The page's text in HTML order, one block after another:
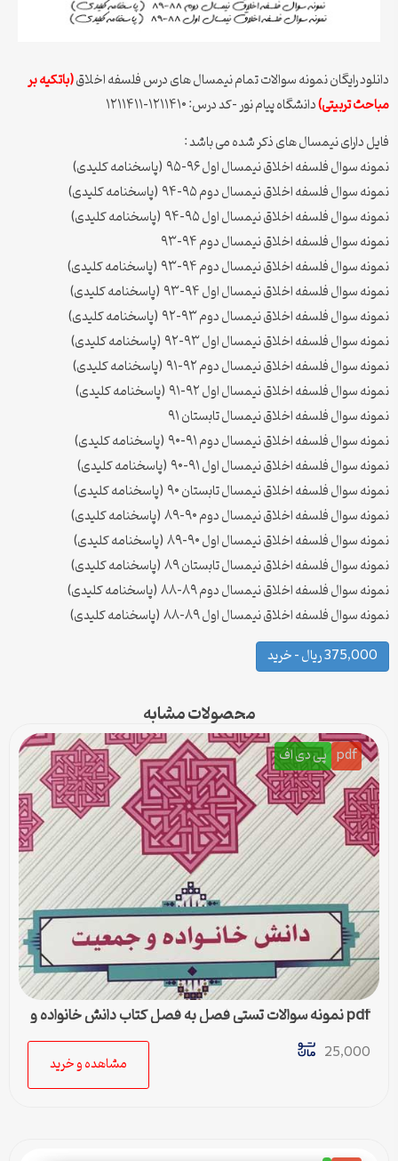
دانلود رایگان نمونه سوالات تمام نیمسال های درس فلسفه اخلاق(باتکیه بر
مباحث تربیتی)دانشگاه پیام نور -کد درس: ۱۲۱۱۴۱۰-۱۲۱۱۴۱۱
فایل دارای نیمسال های ذکر شده می باشد :
نمونه سوال فلسفه اخلاق نیمسال اول ۹۶-۹۵ (پاسخنامه کلیدی)
نمونه سوال فلسفه اخلاق نیمسال دوم ۹۵-۹۴ (پاسخنامه کلیدی)
نمونه سوال فلسفه اخلاق نیمسال اول ۹۵-۹۴ (پاسخنامه کلیدی)
نمونه سوال فلسفه اخلاق نیمسال دوم ۹۴-۹۳
نمونه سوال فلسفه اخلاق نیمسال دوم ۹۴-۹۳ (پاسخنامه کلیدی)
نمونه سوال فلسفه اخلاق نیمسال اول ۹۴-۹۳ (پاسخنامه کلیدی)
نمونه سوال فلسفه اخلاق نیمسال دوم ۹۳-۹۲ (پاسخنامه کلیدی)
نمونه سوال فلسفه اخلاق نیمسال اول ۹۳-۹۲ (پاسخنامه کلیدی)
نمونه سوال فلسفه اخلاق نیمسال دوم ۹۲-۹۱ (پاسخنامه کلیدی)
نمونه سوال فلسفه اخلاق نیمسال اول ۹۲-۹۱ (پاسخنامه کلیدی)
نمونه سوال فلسفه اخلاق نیمسال تابستان ۹۱
نمونه سوال فلسفه اخلاق نیمسال دوم ۹۱-۹۰ (پاسخنامه کلیدی)
نمونه سوال فلسفه اخلاق نیمسال اول ۹۱-۹۰ (پاسخنامه کلیدی)
نمونه سوال فلسفه اخلاق نیمسال تابستان ۹۰ (پاسخنامه کلیدی)
نمونه سوال فلسفه اخلاق نیمسال دوم ۹۰-۸۹ (پاسخنامه کلیدی)
نمونه سوال فلسفه اخلاق نیمسال اول ۹۰-۸۹ (پاسخنامه کلیدی)
نمونه سوال فلسفه اخلاق نیمسال تابستان ۸۹ (پاسخنامه کلیدی)
نمونه سوال فلسفه اخلاق نیمسال دوم ۸۹-۸۸ (پاسخنامه کلیدی)
نمونه سوال فلسفه اخلاق نیمسال اول ۸۹-۸۸ (پاسخنامه کلیدی)
375,000 ریال – خرید
محصولات مشابه
pdf پی دی اف
pdf نمونه سوالات تستی فصل به فصل کتاب دانش خانواده و
جمعیت
25,000
مشاهده و خرید